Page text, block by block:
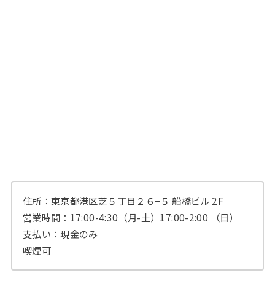
住所：東京都港区芝５丁目２６−５ 船橋ビル 2F
営業時間：17:00-4:30（月-土）17:00-2:00 （日）
支払い：現金のみ
喫煙可